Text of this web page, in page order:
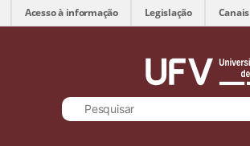
Acesso à informação Legislação Canais